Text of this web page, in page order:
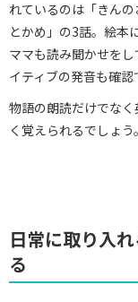
れているのは「きん
とかめ」の3話。絵本
ママも読み聞かせを
イティブの発音も確認
物語の朗読だけでな
く覚えられるでしょう。
日常に取り入
る